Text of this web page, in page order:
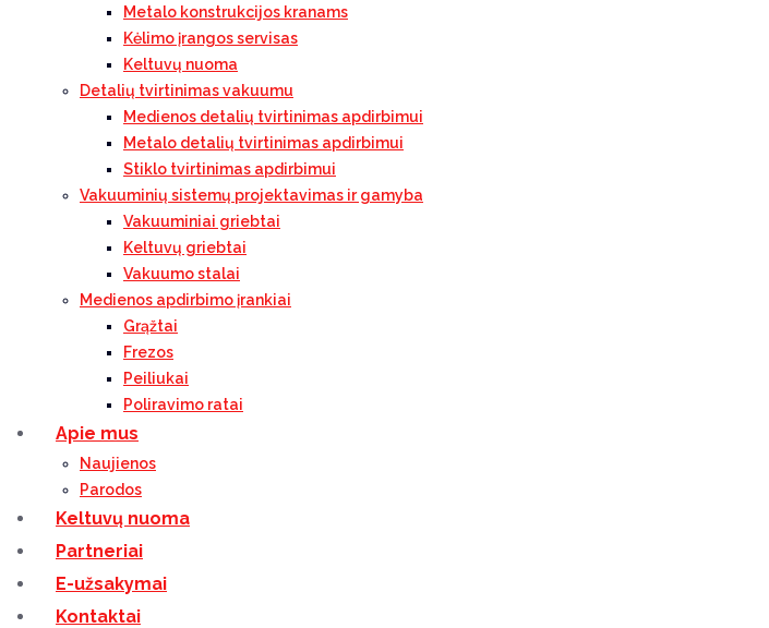
Metalo konstrukcijos kranams
Kėlimo įrangos servisas
Keltuvų nuoma
Detalių tvirtinimas vakuumu
Medienos detalių tvirtinimas apdirbimui
Metalo detalių tvirtinimas apdirbimui
Stiklo tvirtinimas apdirbimui
Vakuuminių sistemų projektavimas ir gamyba
Vakuuminiai griebtai
Keltuvų griebtai
Vakuumo stalai
Medienos apdirbimo įrankiai
Grąžtai
Frezos
Peiliukai
Poliravimo ratai
Apie mus
Naujienos
Parodos
Keltuvų nuoma
Partneriai
E-užsakymai
Kontaktai